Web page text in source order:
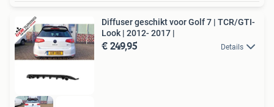
Diffuser geschikt voor Golf 7 | TCR/GTI-
Look | 2012- 2017 |
€ 249,95 Details